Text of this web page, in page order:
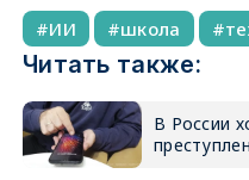
ИИ школа
Читать также:
В России